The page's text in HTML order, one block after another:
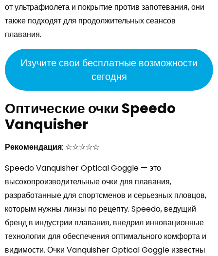
от ультрафиолета и покрытие против запотевания, они
также подходят для продолжительных сеансов
плавания.
Изучите свои бесплатные возможности
сегодня
Оптические очки Speedo
Vanquisher
Рекомендация: ☆☆☆☆☆
Speedo Vanquisher Optical Goggle — это
высокопроизводительные очки для плавания,
разработанные для спортсменов и серьезных пловцов,
которым нужны линзы по рецепту. Speedo, ведущий
бренд в индустрии плавания, внедрил инновационные
технологии для обеспечения оптимального комфорта и
видимости. Очки Vanquisher Optical Goggle известны